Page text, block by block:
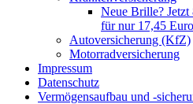
Neue Brille? Jetzt
für nur 17,45
Autoversicherung (KfZ)
Motorradversicherung
Impressum
Datenschutz
Vermögensaufbau und -